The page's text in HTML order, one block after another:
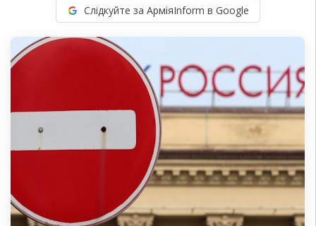
Слідкуйте за АрміяInform в Google